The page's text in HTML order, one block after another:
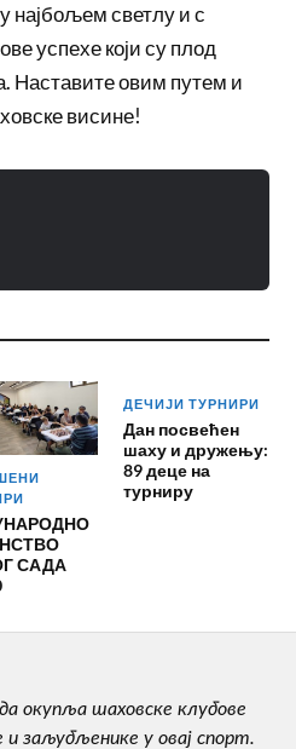
најбољем светлу и с
успехе који су плод
Наставите овим путем и
висине!
САДА
ДЕЧИЈИ ТУРНИРИ
Дан посвећен
шаху и дружењу:
89 деце на
турниру
окупља шаховске клубове
заљубљенике у овај спорт.